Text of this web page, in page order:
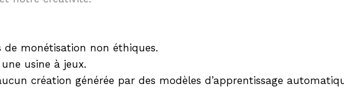
de monétisation non éthiques.
usine à jeux.
création générée par des modèles d’apprentissage